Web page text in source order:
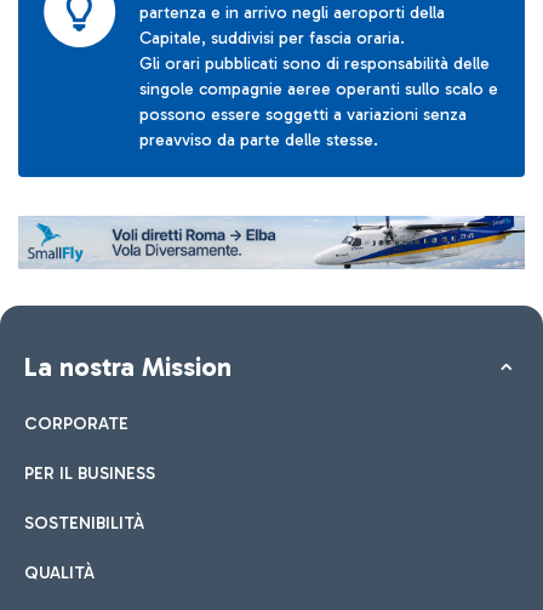
partenza e in arrivo negli aeroporti della
Capitale, suddivisi per fascia oraria.
Gli orari pubblicati sono di responsabilità delle
singole compagnie aeree operanti sullo scalo e
possono essere soggetti a variazioni senza
preavviso da parte delle stesse.
La nostra Mission
CORPORATE
PER IL BUSINESS
SOSTENIBILITÀ
QUALITÀ